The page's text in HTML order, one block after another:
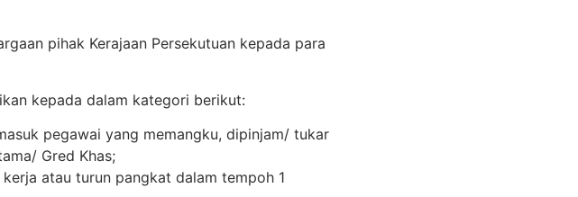
pihak Kerajaan Persekutuan kepada para
kepada dalam kategori berikut:
pegawai yang memangku, dipinjam/ tukar
Gred Khas;
atau turun pangkat dalam tempoh 1